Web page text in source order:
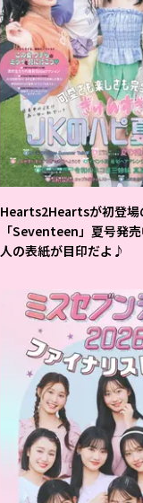
Hearts2Heartsが初登場
「Seventeen」夏号発
人の表紙が目印だよ♪